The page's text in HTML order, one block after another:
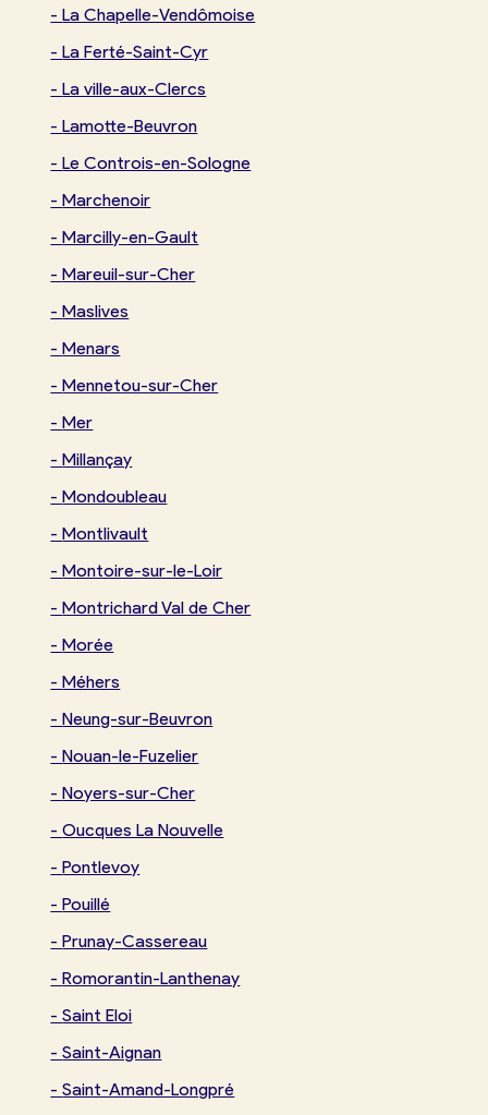
-La Chapelle-Vendômoise
-La Ferté-Saint-Cyr
-La ville-aux-Clercs
-Lamotte-Beuvron
-Le Controis-en-Sologne
-Marchenoir
-Marcilly-en-Gault
-Mareuil-sur-Cher
-Maslives
-Menars
-Mennetou-sur-Cher
-Mer
-Millançay
-Mondoubleau
-Montlivault
-Montoire-sur-le-Loir
-Montrichard Val de Cher
-Morée
-Méhers
-Neung-sur-Beuvron
-Nouan-le-Fuzelier
-Noyers-sur-Cher
-Oucques La Nouvelle
-Pontlevoy
-Pouillé
-Prunay-Cassereau
-Romorantin-Lanthenay
-Saint Eloi
-Saint-Aignan
-Saint-Amand-Longpré